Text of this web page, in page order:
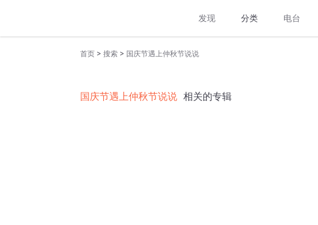
发现 分类 电台
首页 > 搜索 > 国庆节遇上仲秋节说说
国庆节遇上仲秋节说说 相关的专辑